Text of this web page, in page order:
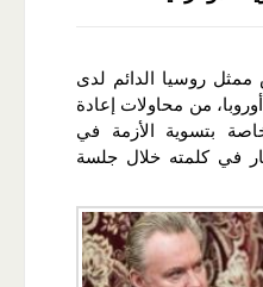
روسيا الدائم لدى
من محاولات إعادة
بتسوية الأزمة في
في كلمته خلال جلسة